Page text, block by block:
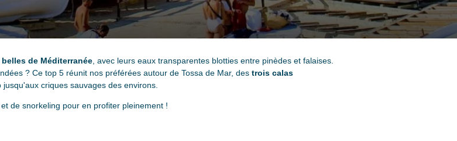
de Méditerranée, avec leurs eaux transparentes blotties entre pinèdes et falaises.
? Ce top 5 réunit nos préférées autour de Tossa de Mar, des trois calas
jusqu'aux criques sauvages des environs.
de snorkeling pour en profiter pleinement !